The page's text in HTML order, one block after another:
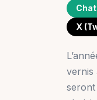
X
vernis